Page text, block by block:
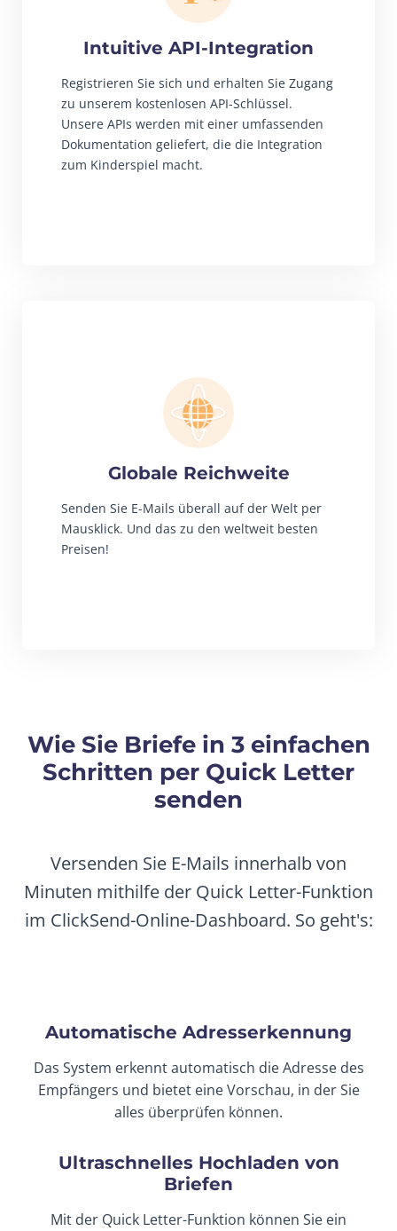
Intuitive API-Integration
Registrieren Sie sich und erhalten Sie Zugang
zu unserem kostenlosen API-Schlüssel.
Unsere APIs werden mit einer umfassenden
Dokumentation geliefert, die die Integration
zum Kinderspiel macht.
Globale Reichweite
Senden Sie E-Mails überall auf der Welt per
Mausklick. Und das zu den weltweit besten
Preisen!
Wie Sie Briefe in 3 einfachen
Schritten per Quick Letter
senden
Versenden Sie E-Mails innerhalb von
Minuten mithilfe der Quick Letter-Funktion
im ClickSend-Online-Dashboard. So geht's:
Automatische Adresserkennung
Das System erkennt automatisch die Adresse des
Empfängers und bietet eine Vorschau, in der Sie
alles überprüfen können.
Ultraschnelles Hochladen von
Briefen
Mit der Quick Letter-Funktion können Sie ein